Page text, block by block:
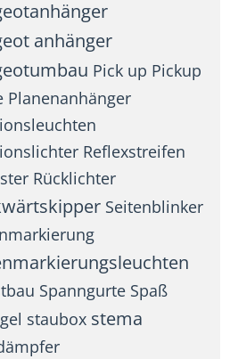
anhänger
Pick up Pickup
Planenanhänger
Reflexstreifen
Rücklichter
Seitenblinker
Spanngurte Spaß
staubox stema